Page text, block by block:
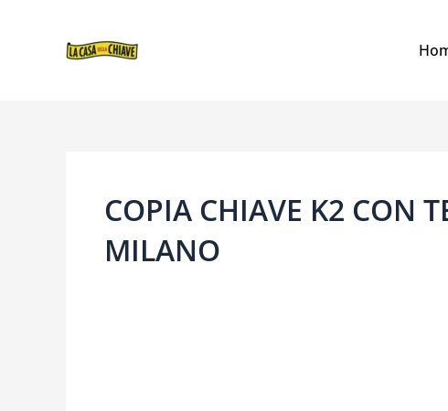
CONTENUTO
COPIA CHIAVE K2 CON
MILANO